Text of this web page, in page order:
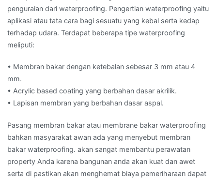
penguraian dari waterproofing. Pengertian waterproofing yaitu
aplikasi atau tata cara bagi sesuatu yang kebal serta kedap
terhadap udara. Terdapat beberapa tipe waterproofing
meliputi:
• Membran bakar dengan ketebalan sebesar 3 mm atau 4
mm.
• Acrylic based coating yang berbahan dasar akrilik.
• Lapisan membran yang berbahan dasar aspal.
Pasang membran bakar atau membrane bakar waterproofing
bahkan masyarakat awan ada yang menyebut membran
bakar waterproofing. akan sangat membantu perawatan
property Anda karena bangunan anda akan kuat dan awet
serta di pastikan akan menghemat biaya pemeriharaan dapat